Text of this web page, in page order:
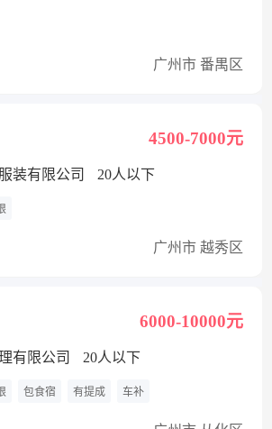
广州市 番禺区
4500-7000元
装有限公司 20人以下
广州市 越秀区
6000-10000元
有限公司 20人以下
包食宿 有提成 车补